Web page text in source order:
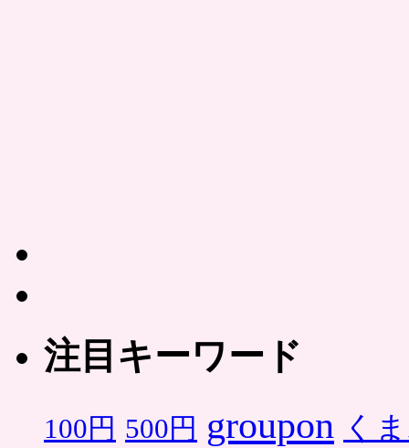
注目キーワード
100円 500円 groupon く